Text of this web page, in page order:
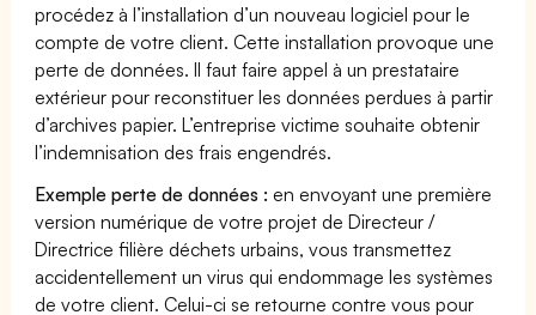
procédez à l’installation d’un nouveau logiciel pour le
compte de votre client. Cette installation provoque une
perte de données. Il faut faire appel à un prestataire
extérieur pour reconstituer les données perdues à partir
d’archives papier. L’entreprise victime souhaite obtenir
l’indemnisation des frais engendrés.
Exemple perte de données : en envoyant une première
version numérique de votre projet de Directeur /
Directrice filière déchets urbains, vous transmettez
accidentellement un virus qui endommage les systèmes
de votre client. Celui-ci se retourne contre vous pour